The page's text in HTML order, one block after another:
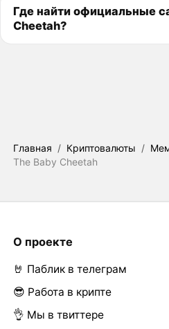
Где найти официальные
Cheetah?
Главная / Криптовалюты /
The Baby Cheetah
О проекте
🤘 Паблик в телеграм
😎 Работа в крипте
👌 Мы в твиттере